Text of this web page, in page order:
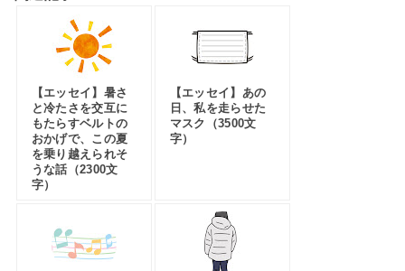
【エッセイ】暑さ
と冷たさを交互に
もたらすベルトの
おかげで、この夏
を乗り越えられそ
うな話（2300文
字）
【エッセイ】あの
日、私を走らせた
マスク（3500文
字）